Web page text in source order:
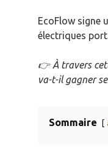
EcoFlow signe
électriques
👉 À travers
va-t-il gagner
Sommaire